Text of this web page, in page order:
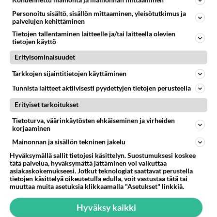
06.08.2026 09:02 Maailman menoa
Mitä töitä kaivattusi on tehnyt?
😅
05.08.2026 13:25
63
965
Voiko meidän välit
Koskaan parantua tästä?
73
952
Onko kaivattusi
Kummallinen jossakin suhteessa?
05.08.2026 17:47
Ikävä
701
Huumerikos. Yleisesti uskotaan, että se seikka, että eräs KiPan pelaaja kärähtää huumeista, on vain jäävuoren huippu. M
05.08.2026 03:21
Kitee
107
Mies, olenko ymmärtänyt oikein?
05.08.2026 11:40
Personoitu sisältö, sisällön mittaaminen, yleisötutkimus ja
palvelujen kehittäminen
Tietojen tallentaminen laitteelle ja/tai laitteella olevien
tietojen käyttö
Erityisominaisuudet
Tarkkojen sijaintitietojen käyttäminen
Tunnista laitteet aktiivisesti pyydettyjen tietojen perusteella
Erityiset tarkoitukset
Tietoturva, väärinkäytösten ehkäiseminen ja virheiden
korjaaminen
Mainonnan ja sisällön tekninen jakelu
Hyväksymällä sallit tietojesi käsittelyn. Suostumuksesi koskee
tätä palvelua, hyväksymättä jättäminen voi vaikuttaa
asiakaskokemukseesi. Jotkut teknologiat saattavat perustella
tietojen käsittelyä oikeutetulla edulla, voit vastustaa tätä tai
muuttaa muita asetuksia klikkaamalla "Asetukset" linkkiä.
Hyväksy kaikki